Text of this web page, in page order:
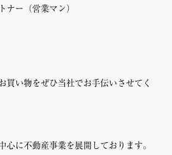
ナー（営業マン）
買い物をぜひ当社でお手伝いさせてく
心に不動産事業を展開しております。